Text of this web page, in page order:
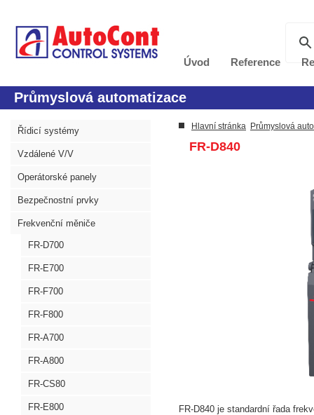
Úvod Reference
Průmyslová automatizace
Řídicí systémy
Vzdálené V/V
Operátorské panely
Bezpečnostní prvky
Frekvenční měniče
FR-D700
FR-E700
FR-F700
FR-F800
FR-A700
FR-A800
FR-CS80
FR-E800
Hlavní stránka Průmyslová
FR-D840
FR-D840 je standardní řada